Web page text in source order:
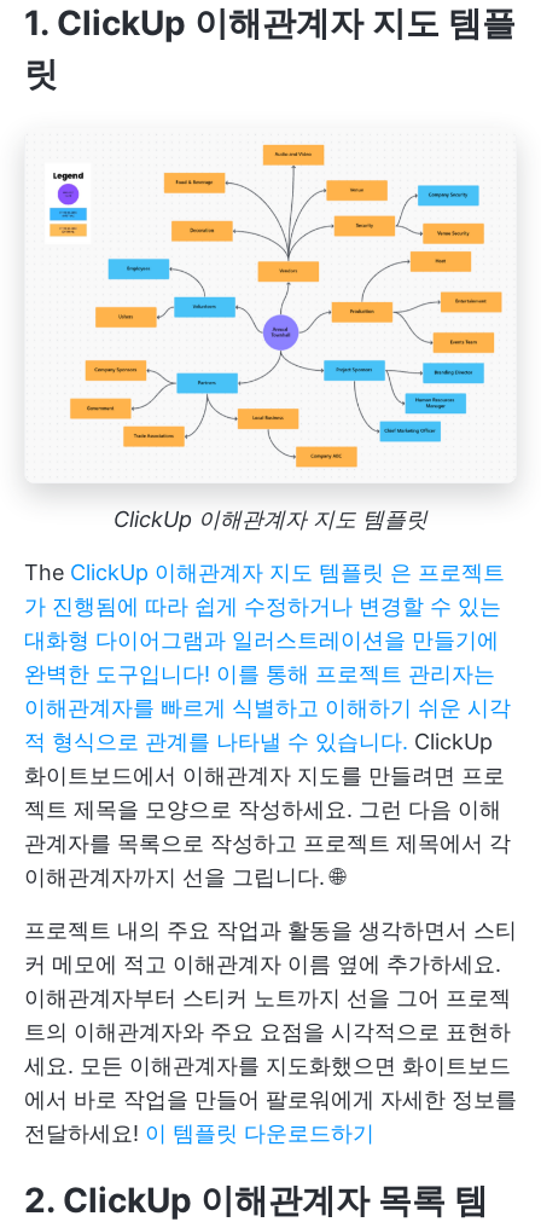
1. ClickUp 이해관계자 지도 템플
릿
ClickUp 이해관계자 지도 템플릿
The ClickUp 이해관계자 지도 템플릿 은 프로젝트
가 진행됨에 따라 쉽게 수정하거나 변경할 수 있는
대화형 다이어그램과 일러스트레이션을 만들기에
완벽한 도구입니다! 이를 통해 프로젝트 관리자는
이해관계자를 빠르게 식별하고 이해하기 쉬운 시각
적 형식으로 관계를 나타낼 수 있습니다. ClickUp
화이트보드에서 이해관계자 지도를 만들려면 프로
젝트 제목을 모양으로 작성하세요. 그런 다음 이해
관계자를 목록으로 작성하고 프로젝트 제목에서 각
이해관계자까지 선을 그립니다. 🌐
프로젝트 내의 주요 작업과 활동을 생각하면서 스티
커 메모에 적고 이해관계자 이름 옆에 추가하세요.
이해관계자부터 스티커 노트까지 선을 그어 프로젝
트의 이해관계자와 주요 요점을 시각적으로 표현하
세요. 모든 이해관계자를 지도화했으면 화이트보드
에서 바로 작업을 만들어 팔로워에게 자세한 정보를
전달하세요! 이 템플릿 다운로드하기
2. ClickUp 이해관계자 목록 템